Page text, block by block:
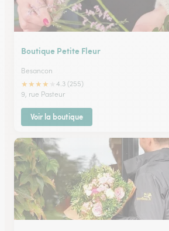
Boutique Petite Fleur
Besancon
★★★★
4.3 (255)
9, rue Pasteur
Voir la boutique